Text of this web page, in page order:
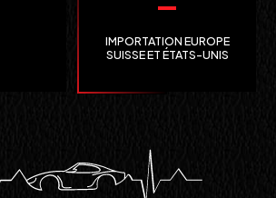
IMPORTATION EUROPE
SUISSE ET ÉTATS-UNIS